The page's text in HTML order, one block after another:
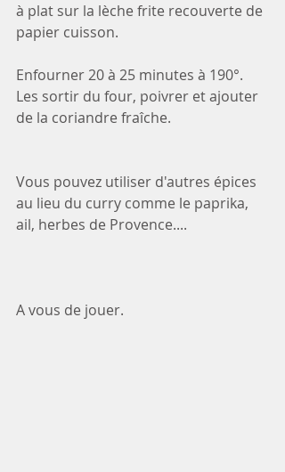
à plat sur la lèche frite recouverte de
papier cuisson.
Enfourner 20 à 25 minutes à 190°.
Les sortir du four, poivrer et ajouter
de la coriandre fraîche.
Vous pouvez utiliser d'autres épices
au lieu du curry comme le paprika,
ail, herbes de Provence....
A vous de jouer.